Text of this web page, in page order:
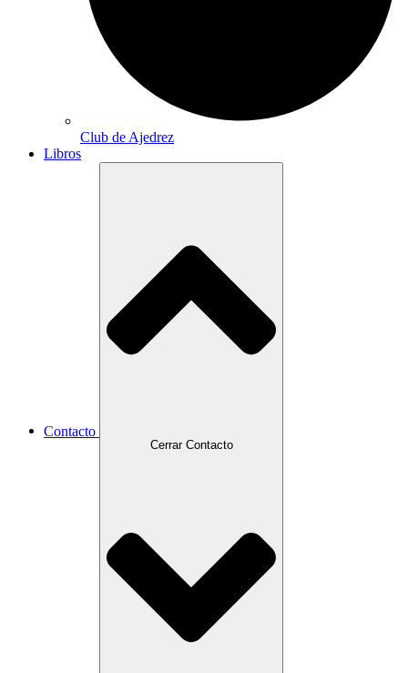
Club de Ajedrez
Libros
Contacto
Cerrar Contacto